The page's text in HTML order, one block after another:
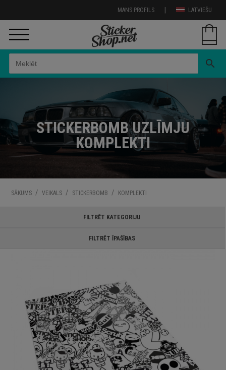
LATVIEŠU
|
MANS PROFILS
search
STICKERBOMB UZLĪMJU
KOMPLEKTI
SĀKUMS / VEIKALS / STICKERBOMB / KOMPLEKTI
FILTRĒT KATEGORIJU
FILTRĒT ĪPAŠĪBAS